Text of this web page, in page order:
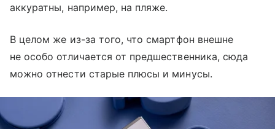
аккуратны, например, на пляже.
В целом же из-за того, что смартфон внешне
не особо отличается от предшественника, сюда
можно отнести старые плюсы и минусы.